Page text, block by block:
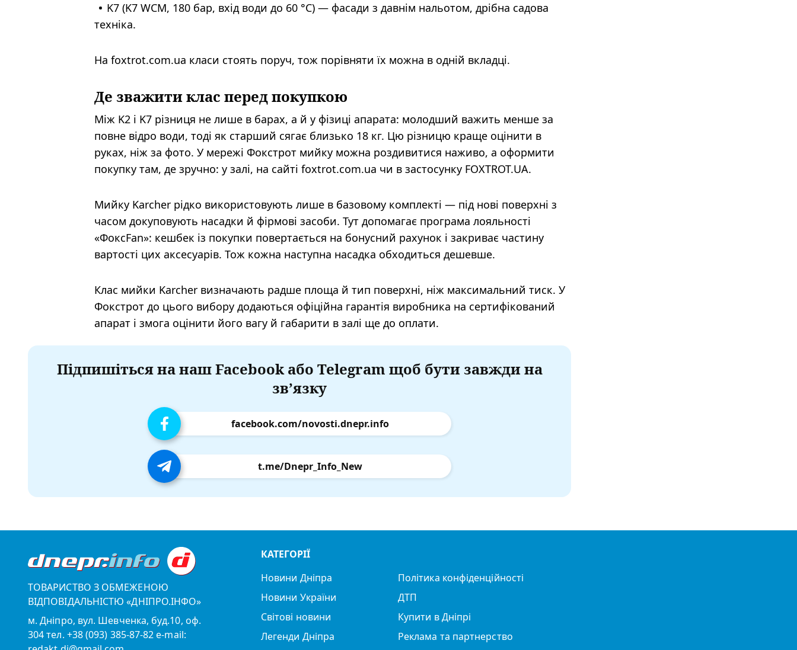
K7 (K7 WCM, 180 бар, вхід води до 60 °C) — фасади з давнім нальотом, дрібна садова
техніка.
На foxtrot.com.ua класи стоять поруч, тож порівняти їх можна в одній вкладці.
Де зважити клас перед покупкою
Між K2 і K7 різниця не лише в барах, а й у фізиці апарата: молодший важить менше за
повне відро води, тоді як старший сягає близько 18 кг. Цю різницю краще оцінити в
руках, ніж за фото. У мережі Фокстрот мийку можна роздивитися наживо, а оформити
покупку там, де зручно: у залі, на сайті foxtrot.com.ua чи в застосунку FOXTROT.UA.
Мийку Karcher рідко використовують лише в базовому комплекті — під нові поверхні з
часом докуповують насадки й фірмові засоби. Тут допомагає програма лояльності
«ФоксFan»: кешбек із покупки повертається на бонусний рахунок і закриває частину
вартості цих аксесуарів. Тож кожна наступна насадка обходиться дешевше.
Клас мийки Karcher визначають радше площа й тип поверхні, ніж максимальний тиск. У
Фокстрот до цього вибору додаються офіційна гарантія виробника на сертифікований
апарат і змога оцінити його вагу й габарити в залі ще до оплати.
Підпишіться на наш Facebook або Telegram щоб бути завжди на
зв’язку
facebook.com/novosti.dnepr.info
t.me/Dnepr_Info_New
ТОВАРИСТВО З ОБМЕЖЕНОЮ
ВІДПОВІДАЛЬНІСТЮ «ДНІПРО.ІНФО»
м. Дніпро, вул. Шевченка, буд.10, оф.
304 тел. +38 (093) 385-87-82 e-mail:
КАТЕГОРІЇ
Новини Дніпра
Новини України
Світові новини
Легенди Дніпра
Політика конфіденційності
ДТП
Купити в Дніпрі
Реклама та партнерство